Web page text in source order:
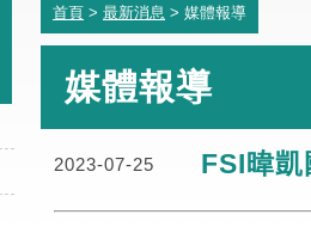
首頁 > 最新消息 > 媒體報導
媒體報導
2023-07-25 FSI暐